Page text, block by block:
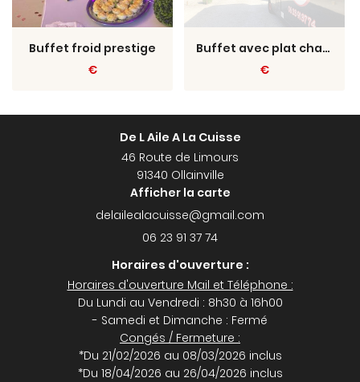
Buffet froid prestige
€
Buffet avec plat chaud prestige
€
De L Aile A La Cuisse
46 Route de Limours
91340 Ollainville
Afficher la carte
06 23 91 37 74
Horaires d'ouverture :
Horaires d'ouverture Mail et Téléphone :
Du Lundi au Vendredi : 8h30 à 16h00
- Samedi et Dimanche : Fermé
Congés / Fermeture :
*Du 21/02/2026 au 08/03/2026 inclus
*Du 18/04/2026 au 26/04/2026 inclus